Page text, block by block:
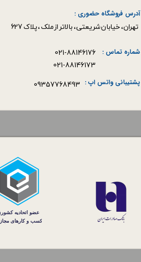
021-88146176
آدرس فروشگاه حضوری :
​​​​​​​تهران ، خیابان شریعتی ، بالاتر از ملک ، پلاک 627​​​​​​​
09357768493
سه
شماره تماس :
پشتیبانی واتس اپ :